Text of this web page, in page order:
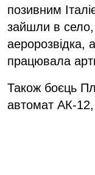
позивним
зайшли в
аеророзвідка,
працювала
Також боєць
автомат АК-12,